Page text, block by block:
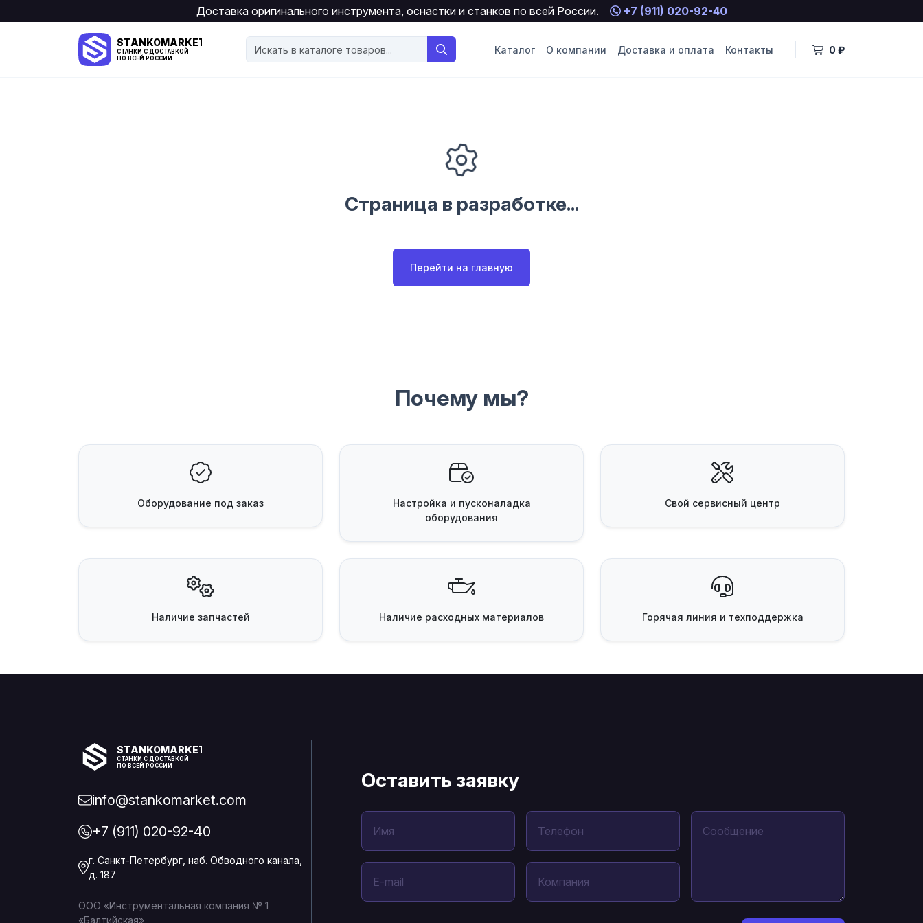
Доставка оригинального инструмента, оснастки и станков по всей России. +7 (911) 020-92-40
STANKOMARKET
СТАНКИ С ДОСТАВКОЙ
ПО ВСЕЙ РОССИИ
Каталог О компании Доставка и оплата Контакты 0 ₽
Страница в разработке...
Перейти на главную
Почему мы?
Оборудование под заказ
Настройка и пусконаладка
оборудования
Свой сервисный центр
Наличие запчастей Наличие расходных материалов Горячая линия и техподдержка
STANKOMARKET
СТАНКИ С ДОСТАВКОЙ
ПО ВСЕЙ РОССИИ
info@stankomarket.com
+7 (911) 020-92-40
г. Санкт-Петербург, наб. Обводного канала,
д. 187
ООО «Инструментальная компания № 1
«Балтийская»
Оставить заявку